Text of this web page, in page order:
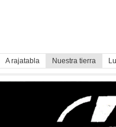
A rajatabla Nuestra tierra